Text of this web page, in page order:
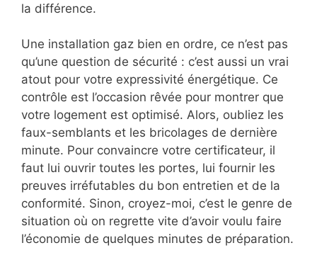
la différence.
Une installation gaz bien en ordre, ce n’est pas
qu’une question de sécurité : c’est aussi un vrai
atout pour votre expressivité énergétique. Ce
contrôle est l’occasion rêvée pour montrer que
votre logement est optimisé. Alors, oubliez les
faux-semblants et les bricolages de dernière
minute. Pour convaincre votre certificateur, il
faut lui ouvrir toutes les portes, lui fournir les
preuves irréfutables du bon entretien et de la
conformité. Sinon, croyez-moi, c’est le genre de
situation où on regrette vite d’avoir voulu faire
l’économie de quelques minutes de préparation.